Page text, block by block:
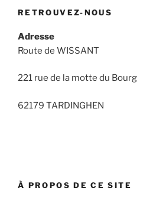
RETROUVEZ-NOUS
Adresse
Route de WISSANT
221 rue de la motte du Bourg
62179 TARDINGHEN
À PROPOS DE CE SITE